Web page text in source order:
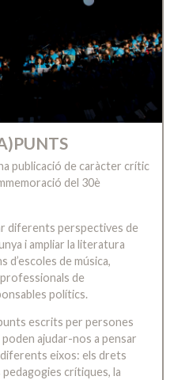
publicació de caràcter crític
del 30è
diferents perspectives de
i ampliar la literatura
d’escoles de música,
de
polítics.
escrits per persones
ajudar-nos a pensar
diferents eixos: els drets
crítiques, la